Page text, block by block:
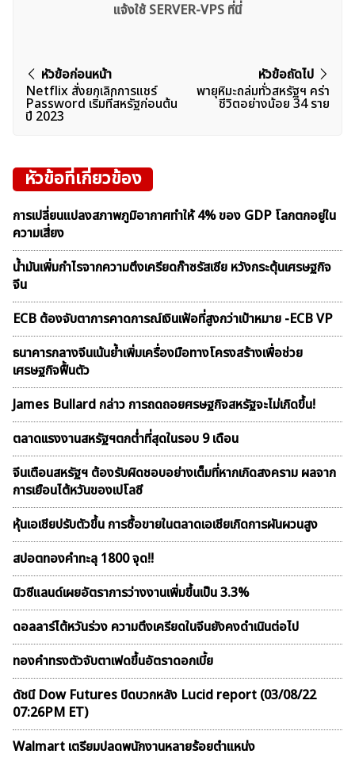
แจ้งใช้ SERVER-VPS ที่นี่
แนะแนว
เรื่อง
หัวข้อก่อนหน้า
Netflix สั่งยกเลิกการแชร์
Password เริ่มที่สหรัฐก่อนต้น
ปี 2023
หัวข้อถัดไป
พายุหิมะถล่มทั่วสหรัฐฯ คร่า
ชีวิตอย่างน้อย 34 ราย
หัวข้อที่เกี่ยวข้อง
การเปลี่ยนแปลงสภาพภูมิอากาศทำให้ 4% ของ GDP โลกตกอยู่ใน
ความเสี่ยง
น้ำมันเพิ่มกำไรจากความตึงเครียดก๊าซรัสเซีย หวังกระตุ้นเศรษฐกิจ
จีน
ECB ต้องจับตาการคาดการณ์เงินเฟ้อที่สูงกว่าเป้าหมาย -ECB VP
ธนาคารกลางจีนเน้นย้ำเพิ่มเครื่องมือทางโครงสร้างเพื่อช่วย
เศรษฐกิจฟื้นตัว
James Bullard กล่าว การถดถอยศรษฐกิจสหรัฐจะไม่เกิดขึ้น!
ตลาดเเรงงานสหรัฐฯตกต่ำที่สุดในรอบ 9 เดือน
จีนเตือนสหรัฐฯ ต้องรับผิดชอบอย่างเต็มที่หากเกิดสงคราม ผลจาก
การเยือนไต้หวันของเปโลซี
หุ้นเอเชียปรับตัวขึ้น การซื้อขายในตลาดเอเชียเกิดการผันผวนสูง
สปอตทองคำทะลุ 1800 จุด!!
นิวซีแลนด์เผยอัตราการว่างงานเพิ่มขึ้นเป็น 3.3%
ดอลลาร์ไต้หวันร่วง ความตึงเครียดในจีนยังคงดำเนินต่อไป
ทองคำทรงตัวจับตาเฟดขึ้นอัตราดอกเบี้ย
ดัชนี Dow Futures ปิดบวกหลัง Lucid report (03/08/22
07:26PM ET)
Walmart เตรียมปลดพนักงานหลายร้อยตำแหน่ง